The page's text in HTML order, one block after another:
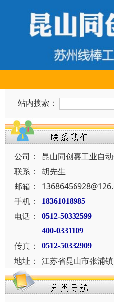
站内搜索：
公司：
昆山同创嘉工业自
联系：
胡先生
邮箱：
手机：
18361018985
电话：
0512-50332599
400-0331109
传真： 0512-50332909
地址： 江苏省昆山市张浦